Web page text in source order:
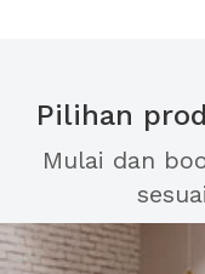
Pilihan
Mulai dan